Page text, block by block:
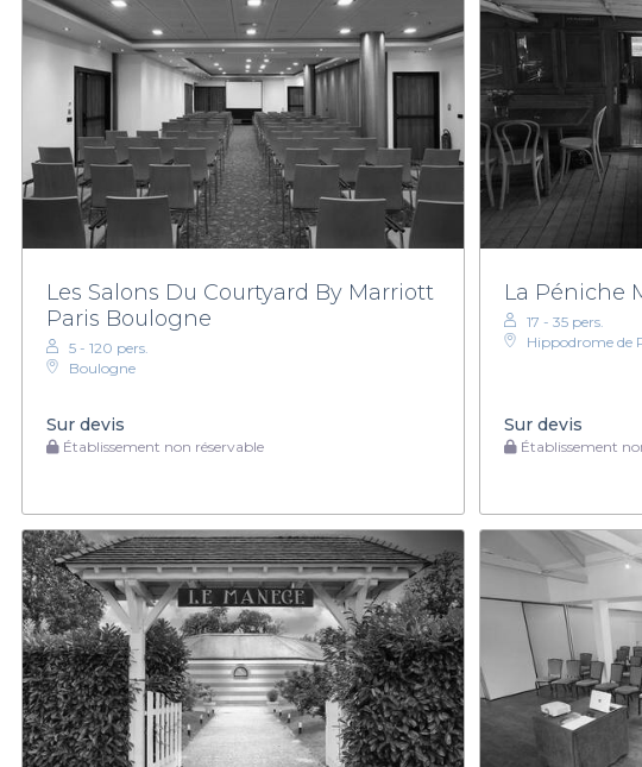
Les Salons Du Courtyard By Marriott
Paris Boulogne
5 - 120 pers.
Boulogne
Sur devis
Établissement non réservable
La Péniche
17 - 35 pers.
Hippodrome de
Sur devis
Établissement